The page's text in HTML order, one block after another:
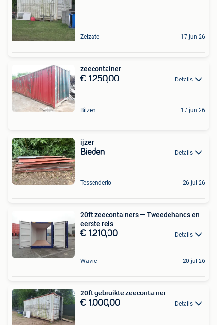
Zelzate 17 jun 26
zeecontainer
€ 1.250,00 Details
Bilzen 17 jun 26
ijzer
Bieden Details
Tessenderlo 26 jul 26
20ft zeecontainers — Tweedehands en
eerste reis
€ 1.210,00 Details
Wavre 20 jul 26
20ft gebruikte zeecontainer
€ 1.000,00 Details